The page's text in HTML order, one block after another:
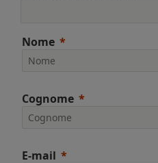
Nome
Cognome
E-mail